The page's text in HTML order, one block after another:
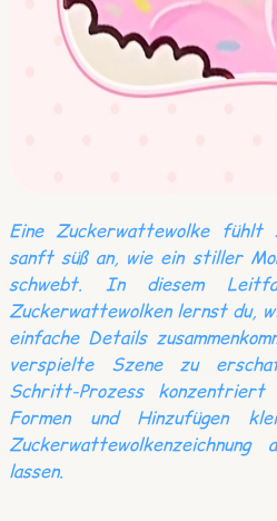
Eine Zuckerwattewolke
sanft süß an, wie ein stiller
schwebt. In diesem
Zuckerwattewolken lernst du,
einfache Details
verspielte Szene zu
Schritt-Prozess
Formen und Hinzufügen
Zuckerwattewolkenzeichnung
lassen.